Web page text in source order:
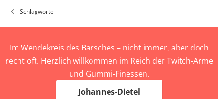
Schlagworte
Im Wendekreis des Barsches – nicht immer, aber doch
recht oft. Herzlich willkommen im Reich der Twitch-Arme
und Gummi-Finessen.
Johannes-Dietel